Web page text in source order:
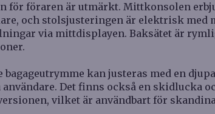
för föraren är utmärkt. Mittkonsolen
och stolsjusteringen är elektrisk med
via mittdisplayen. Baksätet är
bagageutrymme kan justeras med en
Det finns också en skidlucka
vilket är användbart för